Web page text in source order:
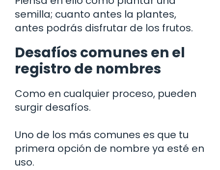
semilla; cuanto antes la plantes,
antes podrás disfrutar de los frutos.
Desafíos comunes en el
registro de nombres
Como en cualquier proceso, pueden
surgir desafíos.
Uno de los más comunes es que tu
primera opción de nombre ya esté en
uso.